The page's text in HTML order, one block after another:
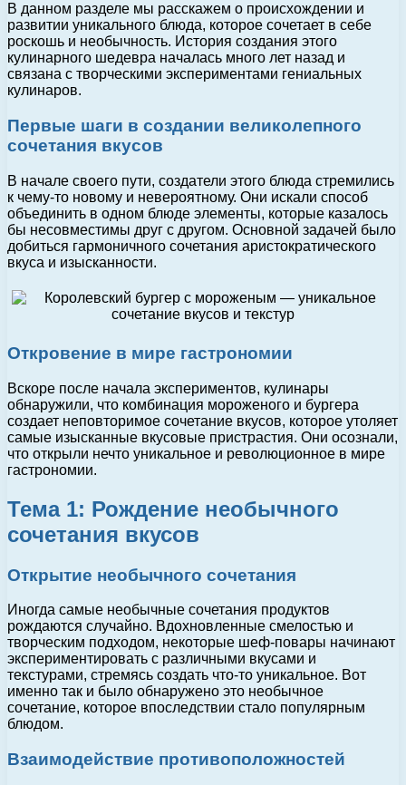
В данном разделе мы расскажем о происхождении и
развитии уникального блюда, которое сочетает в себе
роскошь и необычность. История создания этого
кулинарного шедевра началась много лет назад и
связана с творческими экспериментами гениальных
кулинаров.
Первые шаги в создании великолепного
сочетания вкусов
В начале своего пути, создатели этого блюда стремились
к чему-то новому и невероятному. Они искали способ
объединить в одном блюде элементы, которые казалось
бы несовместимы друг с другом. Основной задачей было
добиться гармоничного сочетания аристократического
вкуса и изысканности.
Откровение в мире гастрономии
Вскоре после начала экспериментов, кулинары
обнаружили, что комбинация мороженого и бургера
создает неповторимое сочетание вкусов, которое утоляет
самые изысканные вкусовые пристрастия. Они осознали,
что открыли нечто уникальное и революционное в мире
гастрономии.
Тема 1: Рождение необычного
сочетания вкусов
Открытие необычного сочетания
Иногда самые необычные сочетания продуктов
рождаются случайно. Вдохновленные смелостью и
творческим подходом, некоторые шеф-повары начинают
экспериментировать с различными вкусами и
текстурами, стремясь создать что-то уникальное. Вот
именно так и было обнаружено это необычное
сочетание, которое впоследствии стало популярным
блюдом.
Взаимодействие противоположностей